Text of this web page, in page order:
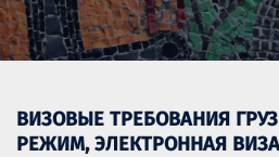
ВИЗОВЫЕ ТРЕБОВАНИЯ
РЕЖИМ, ЭЛЕКТРОННАЯ